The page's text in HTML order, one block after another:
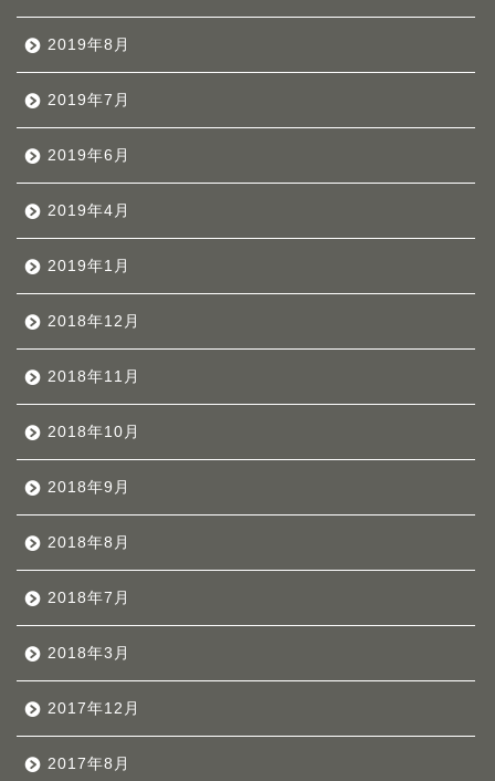
2019年8月
2019年7月
2019年6月
2019年4月
2019年1月
2018年12月
2018年11月
2018年10月
2018年9月
2018年8月
2018年7月
2018年3月
2017年12月
2017年8月